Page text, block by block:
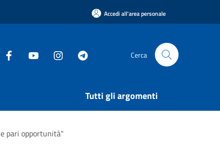
Accedi all'area personale
Cerca
Tutti gli argomenti
pari opportunità"